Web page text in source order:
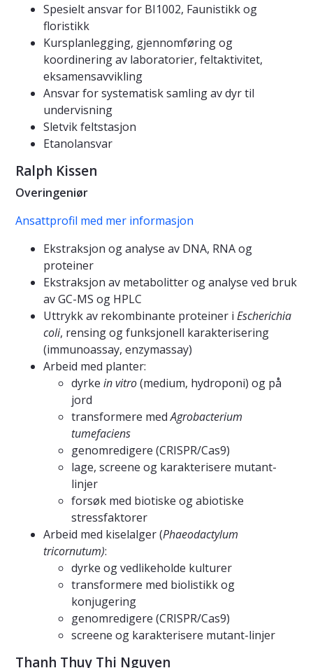
Spesielt ansvar for BI1002, Faunistikk og
floristikk
Kursplanlegging, gjennomføring og
koordinering av laboratorier, feltaktivitet,
eksamensavvikling
Ansvar for systematisk samling av dyr til
undervisning
Sletvik feltstasjon
Etanolansvar
Ralph Kissen
Overingeniør
Ansattprofil med mer informasjon
Ekstraksjon og analyse av DNA, RNA og
proteiner
Ekstraksjon av metabolitter og analyse ved bruk
av GC-MS og HPLC
Uttrykk av rekombinante proteiner i Escherichia
coli, rensing og funksjonell karakterisering
(immunoassay, enzymassay)
Arbeid med planter:
dyrke in vitro(medium, hydroponi) og på
jord
transformere medAgrobacterium
tumefaciens
genomredigere (CRISPR/Cas9)
lage, screene og karakterisere mutant-
linjer
forsøk med biotiske og abiotiske
stressfaktorer
Arbeid med kiselalger (Phaeodactylum
tricornutum):
dyrke og vedlikeholde kulturer
transformere med biolistikk og
konjugering
genomredigere (CRISPR/Cas9)
screene og karakterisere mutant-linjer
Thanh Thuy Thi Nguyen